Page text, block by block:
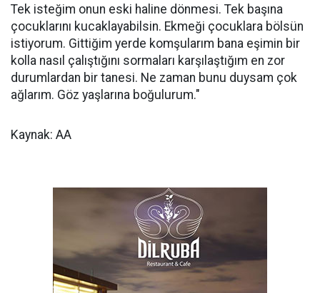
Tek isteğim onun eski haline dönmesi. Tek başına
çocuklarını kucaklayabilsin. Ekmeği çocuklara bölsün
istiyorum. Gittiğim yerde komşularım bana eşimin bir
kolla nasıl çalıştığını sormaları karşılaştığım en zor
durumlardan bir tanesi. Ne zaman bunu duysam çok
ağlarım. Göz yaşlarına boğulurum."
Kaynak: AA